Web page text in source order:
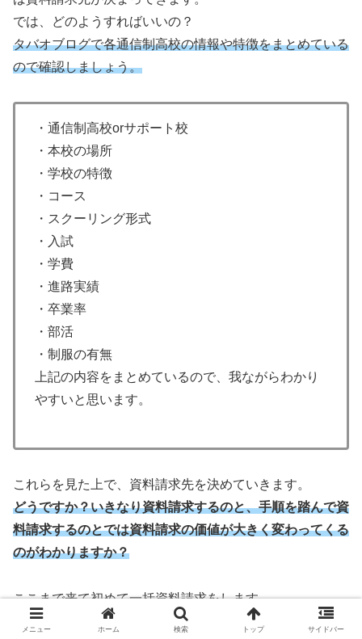
では、どのようすればいいの？
タバオブログで各通信制高校の情報や特徴をまとめている
ので確認しましょう。
・通信制高校orサポート校
・本校の場所
・学校の特徴
・コース
・スクーリング形式
・入試
・学費
・進路実績
・卒業率
・部活
・制服の有無
上記の内容をまとめているので、我ながらわかり
やすいと思います。
これらを見た上で、資料請求先を決めていきます。
どうですか？いきなり資料請求するのと、手順を踏んで資
料請求するのとでは資料請求の価値が大きく変わってくる
のがわかりますか？
ここまで来て初めて一括資料請求をします。
タバオがおすすめするのはウェルカム通信制高校ナビで
メニュー ホーム 検索 トップ サイドバー